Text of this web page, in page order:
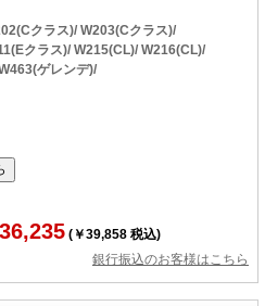
クラス)/ W203(Cクラス)/
クラス)/ W215(CL)/ W216(CL)/
ゲレンデ)/
(￥39,858 税込)
銀行振込のお客様はこちら